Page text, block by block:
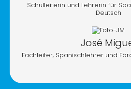
Schulleiterin und Lehrerin für
Deutsch
José
Fachleiter, Spanischlehrer und